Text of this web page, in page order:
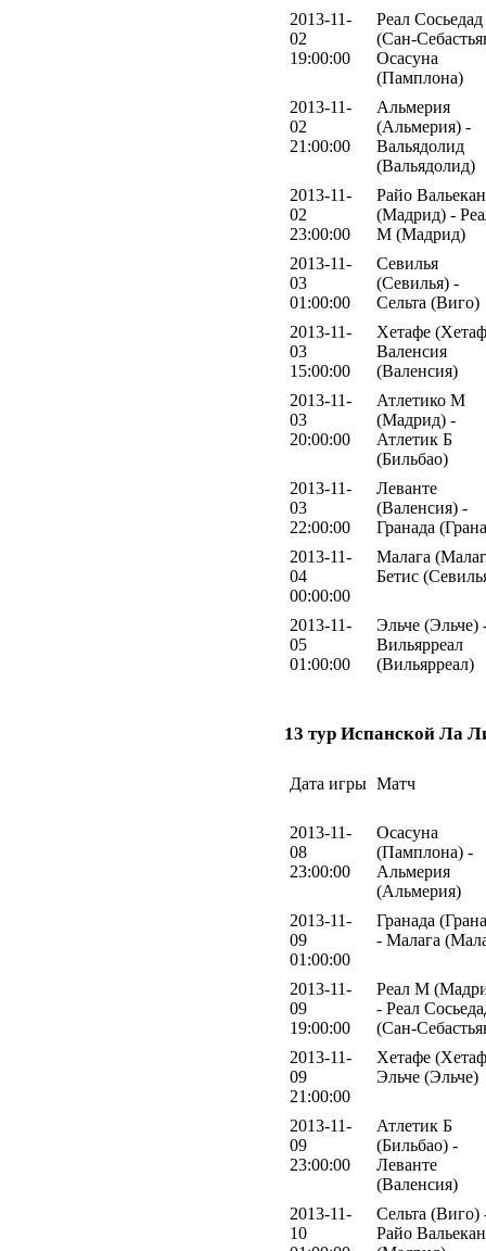
2013-11-
02
19:00:00
Реал Сосьедад
(Сан-
Осасуна
(Памплона)
2013-11-
02
21:00:00
Альмерия
(Альмерия) -
Вальядолид
(Вальядолид)
2013-11-
02
23:00:00
Райо
(Мадрид) -
М (Мадрид)
2013-11-
03
01:00:00
Севилья
(Севилья) -
Сельта (Виго)
2013-11-
03
15:00:00
Хетафе
Валенсия
(Валенсия)
2013-11-
03
20:00:00
Атлетико М
(Мадрид) -
Атлетик Б
(Бильбао)
2013-11-
03
22:00:00
Леванте
(Валенсия) -
Гранада
2013-11-
04
00:00:00
Малага
Бетис
2013-11-
05
01:00:00
Эльче (Эльче)
Вильярреал
(Вильярреал)
13 тур Испанской Ла
Дата игры Матч
2013-11-
08
23:00:00
Осасуна
(Памплона) -
Альмерия
(Альмерия)
2013-11-
09
01:00:00
Гранада
- Малага
2013-11-
09
19:00:00
Реал М
- Реал
(Сан-
2013-11-
09
21:00:00
Хетафе
Эльче (Эльче)
2013-11-
09
23:00:00
Атлетик Б
(Бильбао) -
Леванте
(Валенсия)
2013-11-
10
Сельта (Виго)
Райо